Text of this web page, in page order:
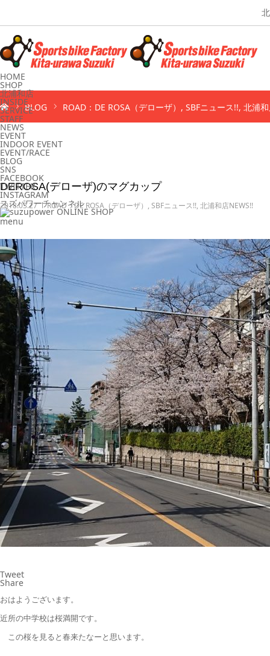
HOME
SHOP
北浦和店
INSIDE
SERVICE
STAFF
NEWS
EVENT
INDOOR EVENT
EVENT/RACE
BLOG
SNS
FACEBOOK
TWITTER
INSTAGRAM
スズパワーチャンネル
menu
BLOG ROAD：DE ROSA（デローザ） SBFニュース!! 北浦
DEROSA(デローザ)のマグカップ
2018.03.27 ROAD：DE ROSA（デローザ） , SBFニュース!!, 北浦和店NEWS!!
Tweet
Share
おはようございます。
近所の中学校は桜満開です。
この桜を見ると春来たなーと思います。